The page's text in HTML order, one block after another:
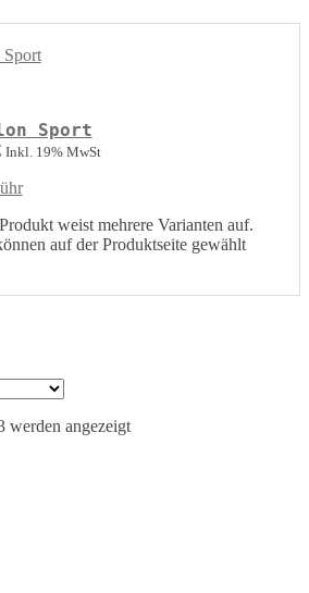
Sport
Inkl. 19% MwSt
weist mehrere Varianten auf.
auf der Produktseite gewählt
werden angezeigt